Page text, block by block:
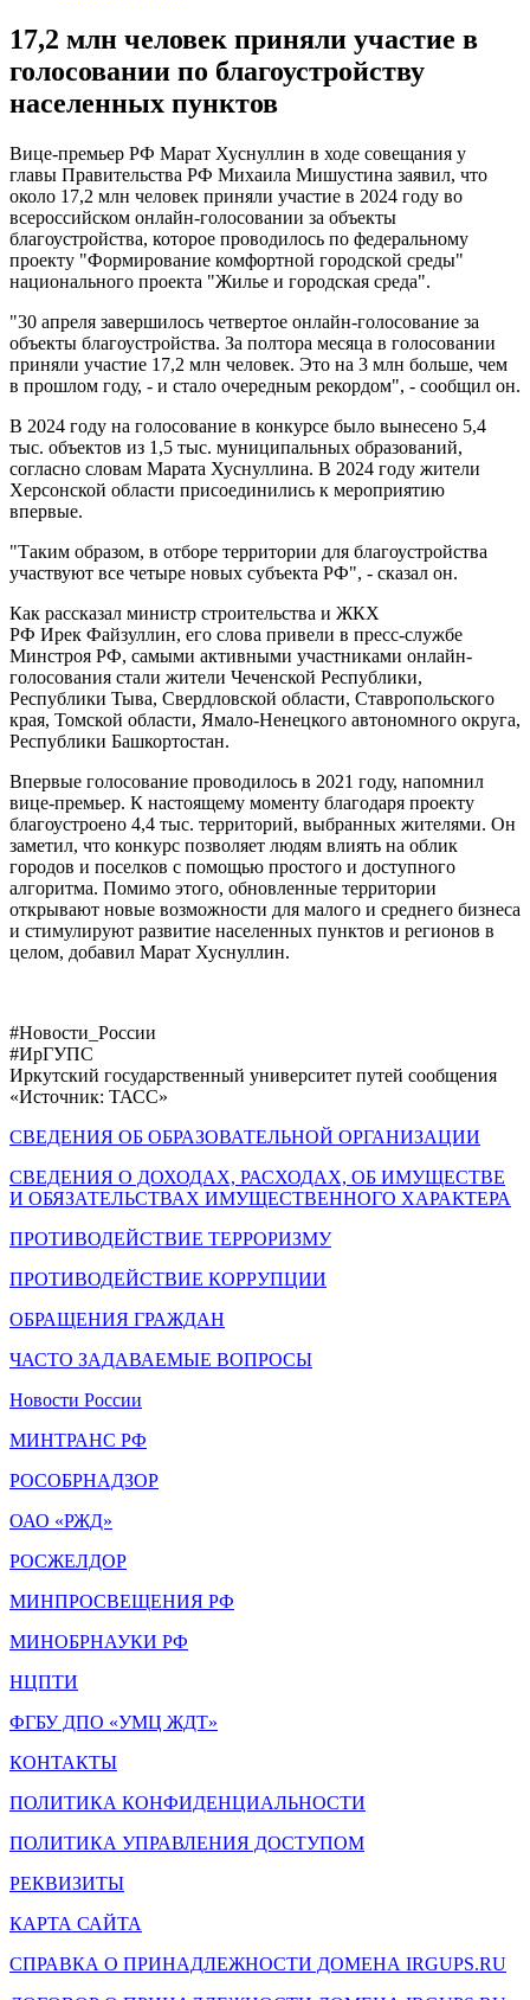
17,2 млн человек приняли участие в
голосовании по благоустройству
населенных пунктов
Вице-премьер РФ Марат Хуснуллин в ходе совещания у
главы Правительства РФ Михаила Мишустина заявил, что
около 17,2 млн человек приняли участие в 2024 году во
всероссийском онлайн-голосовании за объекты
благоустройства, которое проводилось по федеральному
проекту "Формирование комфортной городской среды"
национального проекта "Жилье и городская среда".
"30 апреля завершилось четвертое онлайн-голосование за
объекты благоустройства. За полтора месяца в голосовании
приняли участие 17,2 млн человек. Это на 3 млн больше, чем
в прошлом году, - и стало очередным рекордом", - сообщил он.
В 2024 году на голосование в конкурсе было вынесено 5,4
тыс. объектов из 1,5 тыс. муниципальных образований,
согласно словам Марата Хуснуллина. В 2024 году жители
Херсонской области присоединились к мероприятию
впервые.
"Таким образом, в отборе территории для благоустройства
участвуют все четыре новых субъекта РФ", - сказал он.
Как рассказал министр строительства и ЖКХ
РФ Ирек Файзуллин, его слова привели в пресс-службе
Минстроя РФ, самыми активными участниками онлайн-
голосования стали жители Чеченской Республики,
Республики Тыва, Свердловской области, Ставропольского
края, Томской области, Ямало-Ненецкого автономного округа,
Республики Башкортостан.
Впервые голосование проводилось в 2021 году, напомнил
вице-премьер. К настоящему моменту благодаря проекту
благоустроено 4,4 тыс. территорий, выбранных жителями. Он
заметил, что конкурс позволяет людям влиять на облик
городов и поселков с помощью простого и доступного
алгоритма. Помимо этого, обновленные территории
открывают новые возможности для малого и среднего бизнеса
и стимулируют развитие населенных пунктов и регионов в
целом, добавил Марат Хуснуллин.
#Новости_России
#ИрГУПС
Иркутский государственный университет путей сообщения
«Источник: ТАСС»
СВЕДЕНИЯ ОБ ОБРАЗОВАТЕЛЬНОЙ ОРГАНИЗАЦИИ
СВЕДЕНИЯ О ДОХОДАХ, РАСХОДАХ, ОБ ИМУЩЕСТВЕ
И ОБЯЗАТЕЛЬСТВАХ ИМУЩЕСТВЕННОГО ХАРАКТЕРА
ПРОТИВОДЕЙСТВИЕ ТЕРРОРИЗМУ
ПРОТИВОДЕЙСТВИЕ КОРРУПЦИИ
ОБРАЩЕНИЯ ГРАЖДАН
ЧАСТО ЗАДАВАЕМЫЕ ВОПРОСЫ
Новости России
МИНТРАНС РФ
РОСОБРНАДЗОР
ОАО «РЖД»
РОСЖЕЛДОР
МИНПРОСВЕЩЕНИЯ РФ
МИНОБРНАУКИ РФ
НЦПТИ
ФГБУ ДПО «УМЦ ЖДТ»
КОНТАКТЫ
ПОЛИТИКА КОНФИДЕНЦИАЛЬНОСТИ
ПОЛИТИКА УПРАВЛЕНИЯ ДОСТУПОМ
РЕКВИЗИТЫ
КАРТА САЙТА
СПРАВКА О ПРИНАДЛЕЖНОСТИ ДОМЕНА IRGUPS.RU